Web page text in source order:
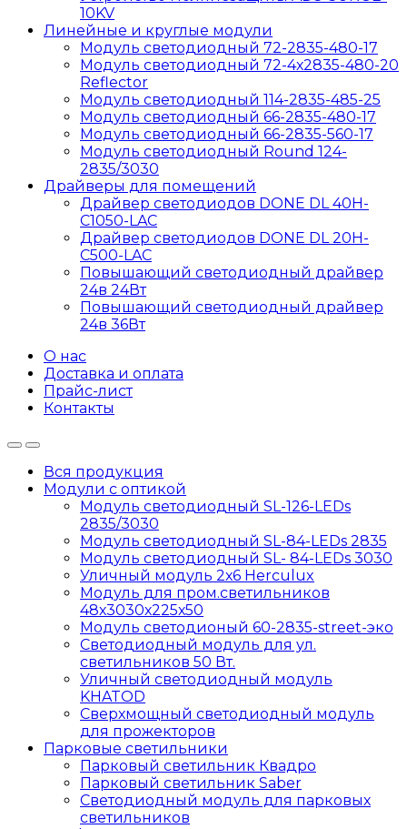
10KV
Линейные и круглые модули
Модуль светодиодный 72-2835-480-17
Модуль светодиодный 72-4х2835-480-20
Reflector
Модуль светодиодный 114-2835-485-25
Модуль светодиодный 66-2835-480-17
Модуль светодиодный 66-2835-560-17
Модуль светодиодный Round 124-
2835/3030
Драйверы для помещений
Драйвер светодиодов DONE DL 40H-
C1050-LAC
Драйвер светодиодов DONE DL 20H-
C500-LAC
Повышающий светодиодный драйвер
24в 24Вт
Повышающий светодиодный драйвер
24в 36Вт
О нас
Доставка и оплата
Прайс-лист
Контакты
Вся продукция
Модули с оптикой
Модуль светодиодный SL-126-LEDs
2835/3030
Модуль светодиодный SL-84-LEDs 2835
Модуль светодиодный SL- 84-LEDs 3030
Уличный модуль 2х6 Herculux
Модуль для пром.светильников
48х3030х225х50
Модуль светодионый 60-2835-street-эко
Светодиодный модуль для ул.
светильников 50 Вт.
Уличный светодиодный модуль
KHATOD
Сверхмощный светодиодный модуль
для прожекторов
Парковые светильники
Парковый светильник Квадро
Парковый светильник Saber
Светодиодный модуль для парковых
светильников